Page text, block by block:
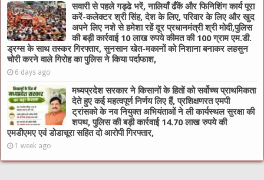
सवारी से पहले गड्ढे भरें, नालियाँ ढँकें और फिनिशिंग कार्य पूरा
करें-कलेक्टर श्री सिंह, देश के लिए, परिवार के लिए और खुद
अपने लिए नशे से हमेशा रहें दूर प्रधानमंत्री श्री मोदी,पुलिस
की बड़ी कार्रवाई 10 लाख रुपये कीमत की 100 ग्राम एम.डी.
ड्रग्स के साथ तस्कर गिरफ्तार, सुनसान खेत-मकानों को निशाना बनाकर लहसुन
चोरी करने वाले गिरोह का पुलिस ने किया पर्दाफाश,
6 days ago
मध्यप्रदेश सरकार ने किसानों के हितों को सर्वोच्च प्राथमिकता
देते हुए कई महत्वपूर्ण निर्णय लिए हैं, प्रशिक्षणरत एमपी
ट्रांसको के नव नियुक्त अभियंताओं ने ली कार्यस्थल सुरक्षा की
शपथ, पुलिस की बड़ी कार्रवाई 14.70 लाख रुपये की
एमडीएमए एवं डोडाचूरा सहित दो आरोपी गिरफ्तार,
1 week ago